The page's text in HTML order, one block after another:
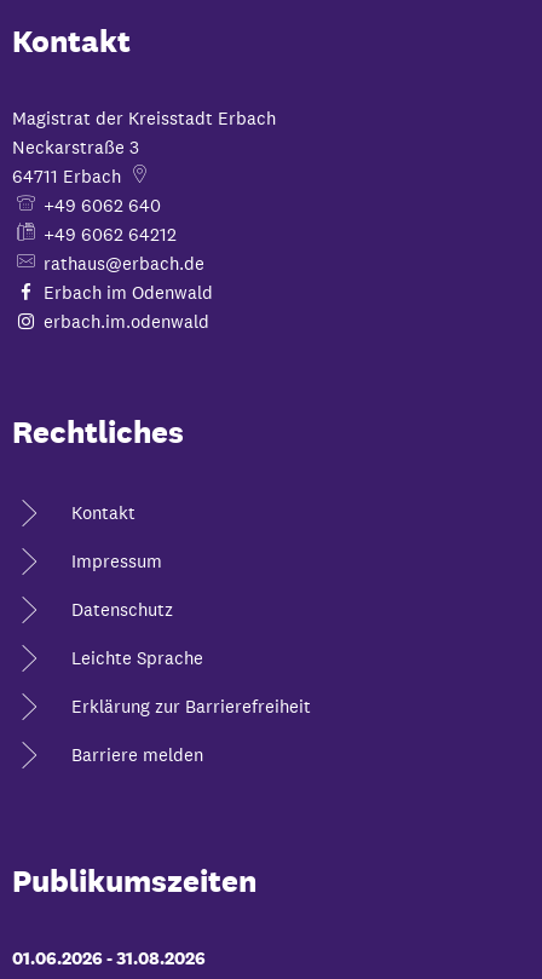
Kontakt
Magistrat der Kreisstadt Erbach
Neckarstraße 3
64711 Erbach
+49 6062 640
+49 6062 64212
rathaus@erbach.de
Erbach im Odenwald
erbach.im.odenwald
Rechtliches
Kontakt
Impressum
Datenschutz
Leichte Sprache
Erklärung zur Barrierefreiheit
Barriere melden
Publikumszeiten
01.06.2026-bis
31.08.2026